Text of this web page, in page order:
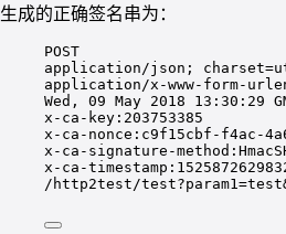
生成的正确签名串为：
POST
application/json;
application/x-www-form-
Wed, 09 May 2018 13:30:29
x-ca-key:203753385
x-ca-nonce:c9f15cbf-f4ac-
x-ca-signature-
x-ca-
/http2test/